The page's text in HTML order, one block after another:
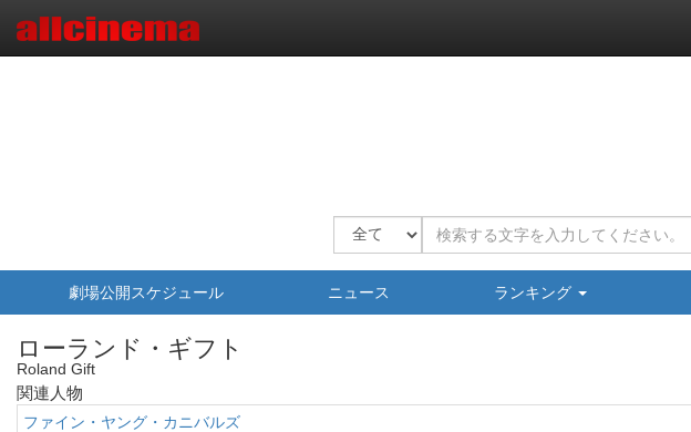
劇場公開スケジュール ニュース ランキング
ローランド・ギフト
Roland Gift
関連人物
ファイン・ヤング・カニバルズ